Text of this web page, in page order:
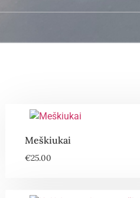
Meškiukai
€25.00